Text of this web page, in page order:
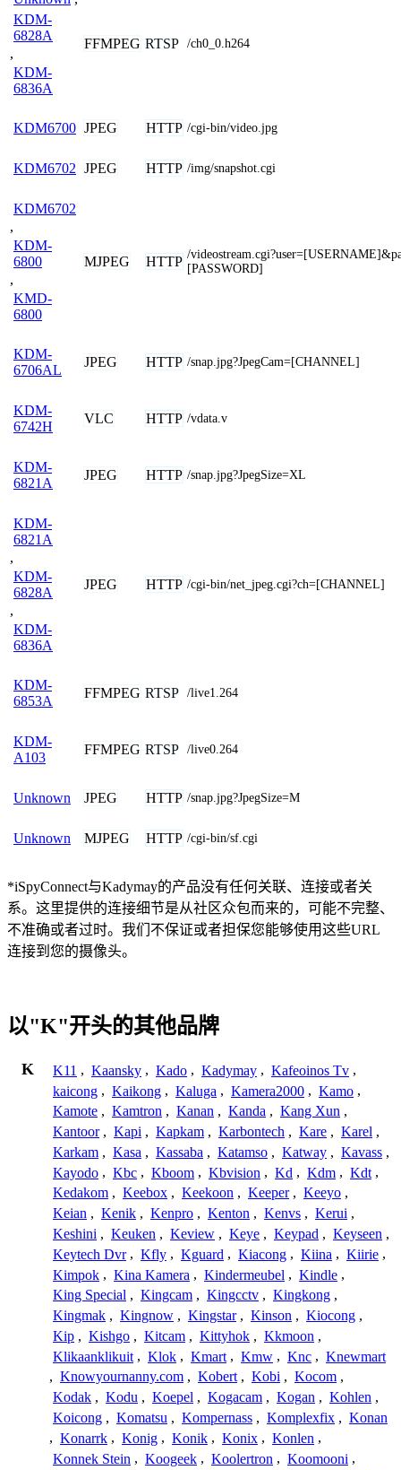
KDM-
6828A
,
KDM-
6836A
FFMPEG RTSP /ch0_0.h264
KDM6700 JPEG HTTP /cgi-bin/video.jpg
KDM6702 JPEG HTTP /img/snapshot.cgi
KDM6702
,
KDM-
6800
,
KMD-
6800
MJPEG HTTP /
[PASSWORD]
KDM-
6706AL
JPEG HTTP /snap.jpg?JpegCam=[CHANNEL]
KDM-
6742H
VLC HTTP /vdata.v
KDM-
6821A
JPEG HTTP /snap.jpg?JpegSize=XL
KDM-
6821A
,
KDM-
6828A
,
KDM-
6836A
JPEG HTTP /cgi-bin/net_jpeg.cgi?ch=[CHANNEL]
KDM-
6853A
FFMPEG RTSP /live1.264
KDM-
A103
FFMPEG RTSP /live0.264
Unknown JPEG HTTP /snap.jpg?JpegSize=M
Unknown MJPEG HTTP /cgi-bin/sf.cgi
*iSpyConnect与Kadymay的产品没有任何关联、连接或者关
系。这里提供的连接细节是从社区众包而来的，可能不完整、
不准确或者过时。我们不保证或者担保您能够使用这些URL
连接到您的摄像头。
以"K"开头的其他品牌
K K11 , Kaansky , Kado , Kadymay , Kafeoinos Tv ,
kaicong , Kaikong , Kaluga , Kamera2000 , Kamo ,
Kamote , Kamtron , Kanan , Kanda , Kang Xun ,
Kantoor , Kapi , Kapkam , Karbontech , Kare , Karel ,
Karkam , Kasa , Kassaba , Katamso , Katway , Kavass ,
Kayodo , Kbc , Kboom , Kbvision , Kd , Kdm , Kdt ,
Kedakom , Keebox , Keekoon , Keeper , Keeyo ,
Keian , Kenik , Kenpro , Kenton , Kenvs , Kerui ,
Keshini , Keuken , Keview , Keye , Keypad , Keyseen ,
Keytech Dvr , Kfly , Kguard , Kiacong , Kiina , Kiirie ,
Kimpok , Kina Kamera , Kindermeubel , Kindle ,
King Special , Kingcam , Kingcctv , Kingkong ,
Kingmak , Kingnow , Kingstar , Kinson , Kiocong ,
Kip , Kishgo , Kitcam , Kittyhok , Kkmoon ,
Klikaanklikuit , Klok , Kmart , Kmw , Knc , Knewmart
, Knowyournanny.com , Kobert , Kobi , Kocom ,
Kodak , Kodu , Koepel , Kogacam , Kogan , Kohlen ,
Koicong , Komatsu , Kompernass , Komplexfix , Konan
, Konarrk , Konig , Konik , Konix , Konlen ,
Konnek Stein , Koogeek , Koolertron , Koomooni ,